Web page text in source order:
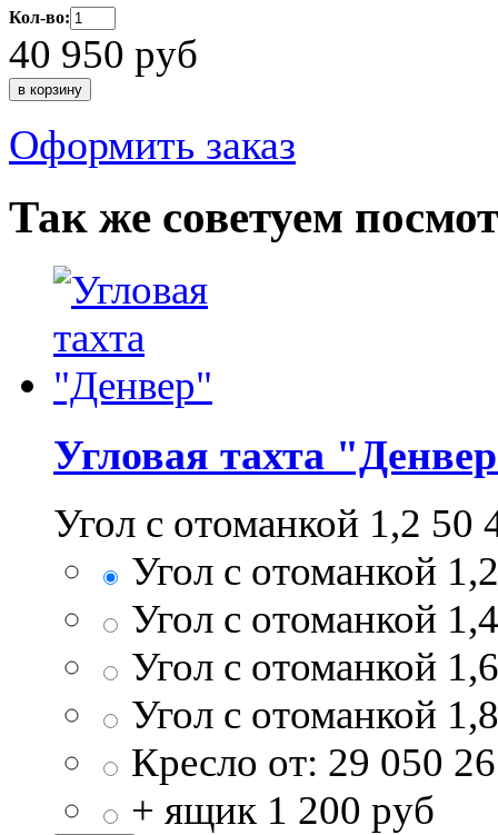
Кол-во:
40 950 руб
Оформить заказ
Так же советуем
Угловая тахта
Угол с отоманкой 1,2 50
Угол с отоманкой 1,2
Угол с отоманкой 1,4
Угол с отоманкой 1,6
Угол с отоманкой 1,8
Кресло от: 29 050
+ ящик 1 200 руб